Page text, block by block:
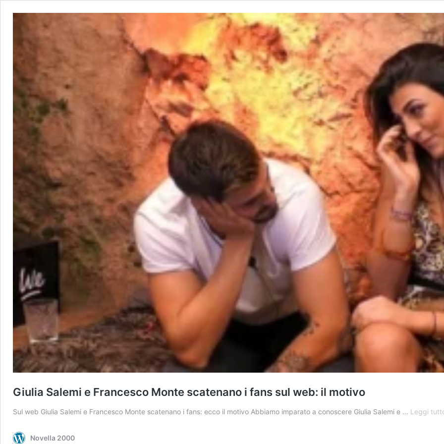
Giulia Salemi e Francesco Monte scatenano i fans sul web: il motivo
Sul web Giulia Salemi e Francesco Monte scatenano i fans: ecco il motivo Abbiamo imparato a conoscere Giulia Salemi e … Leggi
Novella 2000